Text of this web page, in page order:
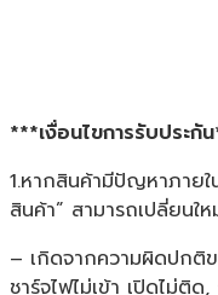
***เงื่อนไขการรับประกั
1.หากสินค้ามีปัญหาภาย
สินค้า” สามารถเปลี่ยนใ
– เกิดจากความผิดปกติ
ชาร์จไฟไม่เข้า เปิดไม่ติ